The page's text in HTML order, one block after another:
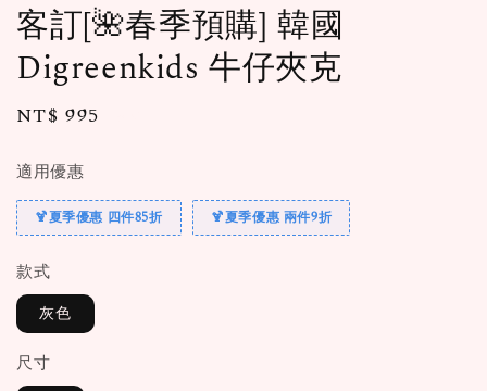
客訂[🌺春季預購] 韓國
Digreenkids 牛仔夾克
Regular
NT$ 995
適用優惠
🍹夏季優惠 四件85折 🍹夏季優惠 兩件9折
款式
灰色
尺寸